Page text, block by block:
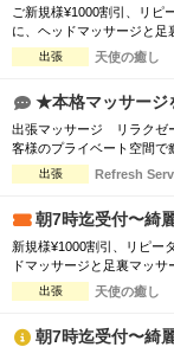
ご新規様¥1000割引、リピ
に、ヘッドマッサージと足裏マッ
イルミックスコース 90分 ￥13,000→¥12,000 120分 ￥16,000→¥15,000 150分 ￥2
0,000→¥19,000 180分 ￥24,000→¥23,000 ☆ボディ
出張 天使の癒し
★本格マッサージ
出張マッサージ リラクゼーション
客様のプライベート空間で
すも良し！ オイルセラピ
スタッフが多数出勤★ リフレッシュサービスでは、 技術接遇研修検定をクリアし
いただけます。 ー...
出張 Refresh
朝7時迄受付〜綺
新規様¥1000割引、リピー
ドマッサージと足裏マッ
スコース 90分 ￥13,000→¥12,000 120分 ￥16,000→¥15,000 150分 ￥20,000→¥19,
出張 天使の癒し
朝7時迄受付〜綺